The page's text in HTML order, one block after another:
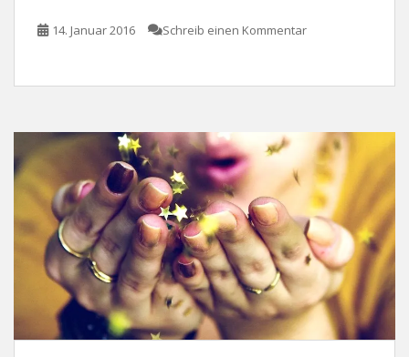
14. Januar 2016 Schreib einen Kommentar